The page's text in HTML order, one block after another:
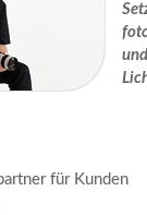
für Kunden